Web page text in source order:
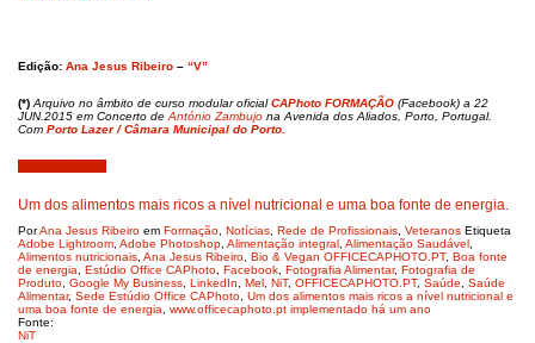
Edição: Ana Jesus Ribeiro – “V”
(*) Arquivo no âmbito de curso modular oficial CAPhoto FORMAÇÃO (Facebook) a 22
JUN.2015 em Concerto de António Zambujo na Avenida dos Aliados, Porto, Portugal.
Com Porto Lazer / Câmara Municipal do Porto.
Um dos alimentos mais ricos a nível nutricional e uma boa fonte de energia.
PorAna Jesus Ribeiro em Formação Notícias Rede de Profissionais Veteranos Etiqueta
Adobe Lightroom Adobe Photoshop Alimentação integral Alimentação Saudável
Alimentos nutricionais Ana Jesus Ribeiro Bio & Vegan OFFICECAPHOTO.PT, Boa fonte
de energia
Estúdio Office CAPhoto Facebook Fotografia Alimentar, Fotografia de
Produto Google My Business LinkedIn Mel NiT, OFFICECAPHOTO.PT, Saúde
Saúde
Alimentar, Sede Estúdio Office CAPhoto Um dos alimentos mais ricos a nível nutricional e
uma boa fonte de energia
www.officecaphoto.pt implementado há um ano
Fonte:
NiT